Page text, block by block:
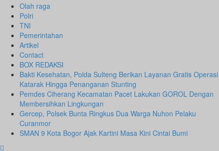
Olah raga
Polri
TNI
Pemerintahan
Artikel
Contact
BOX REDAKSI
Bakti Kesehatan, Polda Sulteng Berikan Layanan Gratis Operasi
Katarak Hingga Penanganan Stunting
Pemdes Ciherang Kecamatan Pacet Lakukan GOROL Dengan
Membersihkan Lingkungan
Gercep, Polsek Bunta Ringkus Dua Warga Nuhon Pelaku
Curanmor
SMAN 9 Kota Bogor Ajak Kartini Masa Kini Cintai Bumi